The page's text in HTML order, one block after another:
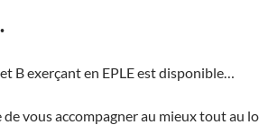
B exerçant en EPLE est disponible…
vous accompagner au mieux tout au